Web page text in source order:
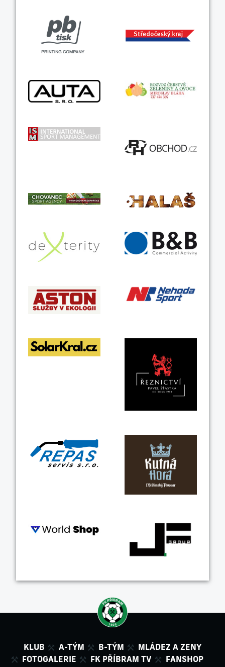
KLUB A-TÝM B-TÝM
MLÁDEZ A ZENY
FOTOGALERIE
FK PŘÍBRAM TV
FANSHOP